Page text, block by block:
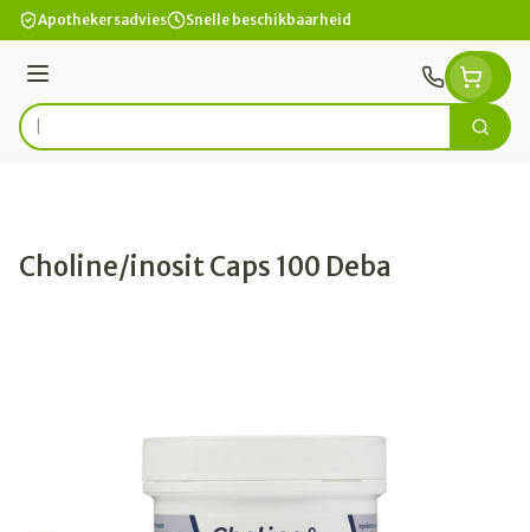
Ga naar de inhoud
Apothekersadvies Snelle beschikbaarheid
Menu
Product, merk, categorie... Zoek
Choline/inosit Caps 100 Deba